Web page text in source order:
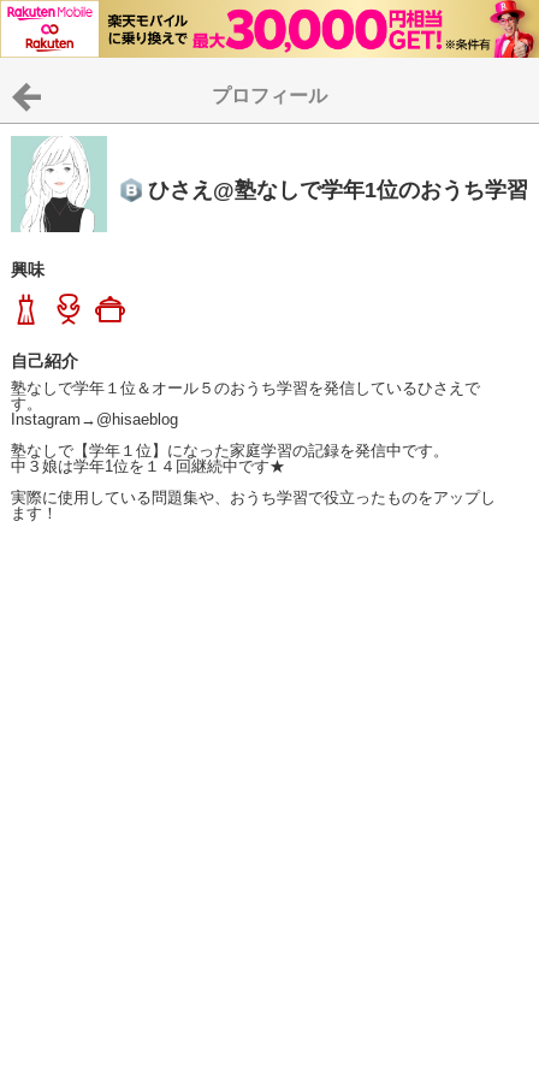
プロフィール
ひさえ@塾なしで学年1位のおうち学習
興味
自己紹介
塾なしで学年１位＆オール５のおうち学習を発信しているひさえで
す。
Instagram→@hisaeblog
塾なしで【学年１位】になった家庭学習の記録を発信中です。
中３娘は学年1位を１４回継続中です★
実際に使用している問題集や、おうち学習で役立ったものをアップし